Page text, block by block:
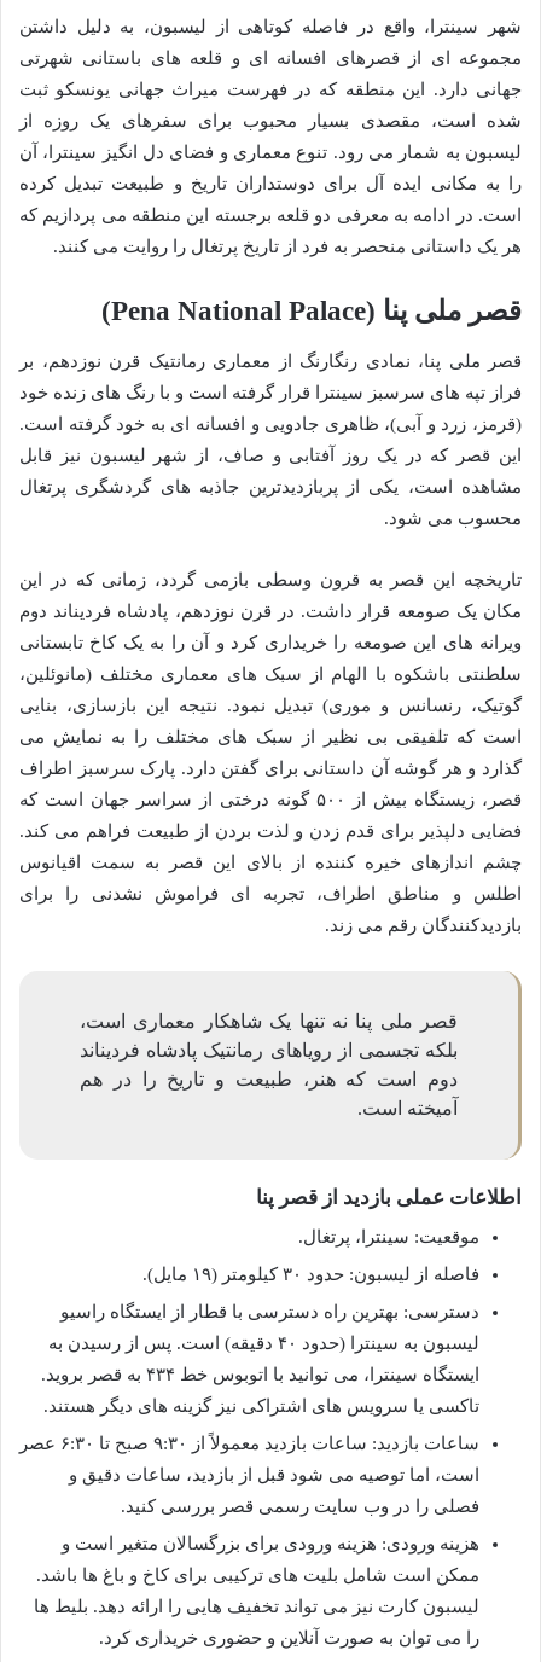
شهر سینترا، واقع در فاصله کوتاهی از لیسبون، به دلیل داشتن
مجموعه ای از قصرهای افسانه ای و قلعه های باستانی شهرتی
جهانی دارد. این منطقه که در فهرست میراث جهانی یونسکو ثبت
شده است، مقصدی بسیار محبوب برای سفرهای یک روزه از
لیسبون به شمار می رود. تنوع معماری و فضای دل انگیز سینترا، آن
را به مکانی ایده آل برای دوستداران تاریخ و طبیعت تبدیل کرده
است. در ادامه به معرفی دو قلعه برجسته این منطقه می پردازیم که
هر یک داستانی منحصر به فرد از تاریخ پرتغال را روایت می کنند.
قصر ملی پنا (Pena National Palace)
قصر ملی پنا، نمادی رنگارنگ از معماری رمانتیک قرن نوزدهم، بر
فراز تپه های سرسبز سینترا قرار گرفته است و با رنگ های زنده خود
(قرمز، زرد و آبی)، ظاهری جادویی و افسانه ای به خود گرفته است.
این قصر که در یک روز آفتابی و صاف، از شهر لیسبون نیز قابل
مشاهده است، یکی از پربازدیدترین جاذبه های گردشگری پرتغال
محسوب می شود.
تاریخچه این قصر به قرون وسطی بازمی گردد، زمانی که در این
مکان یک صومعه قرار داشت. در قرن نوزدهم، پادشاه فردیناند دوم
ویرانه های این صومعه را خریداری کرد و آن را به یک کاخ تابستانی
سلطنتی باشکوه با الهام از سبک های معماری مختلف (مانوئلین،
گوتیک، رنسانس و موری) تبدیل نمود. نتیجه این بازسازی، بنایی
است که تلفیقی بی نظیر از سبک های مختلف را به نمایش می
گذارد و هر گوشه آن داستانی برای گفتن دارد. پارک سرسبز اطراف
قصر، زیستگاه بیش از ۵۰۰ گونه درختی از سراسر جهان است که
فضایی دلپذیر برای قدم زدن و لذت بردن از طبیعت فراهم می کند.
چشم اندازهای خیره کننده از بالای این قصر به سمت اقیانوس
اطلس و مناطق اطراف، تجربه ای فراموش نشدنی را برای
بازدیدکنندگان رقم می زند.
قصر ملی پنا نه تنها یک شاهکار معماری است،
بلکه تجسمی از رویاهای رمانتیک پادشاه فردیناند
دوم است که هنر، طبیعت و تاریخ را در هم
آمیخته است.
اطلاعات عملی بازدید از قصر پنا
موقعیت: سینترا، پرتغال.
فاصله از لیسبون: حدود ۳۰ کیلومتر (۱۹ مایل).
دسترسی: بهترین راه دسترسی با قطار از ایستگاه راسیو
لیسبون به سینترا (حدود ۴۰ دقیقه) است. پس از رسیدن به
ایستگاه سینترا، می توانید با اتوبوس خط ۴۳۴ به قصر بروید.
تاکسی یا سرویس های اشتراکی نیز گزینه های دیگر هستند.
ساعات بازدید: ساعات بازدید معمولاً از ۹:۳۰ صبح تا ۶:۳۰ عصر
است، اما توصیه می شود قبل از بازدید، ساعات دقیق و
فصلی را در وب سایت رسمی قصر بررسی کنید.
هزینه ورودی: هزینه ورودی برای بزرگسالان متغیر است و
ممکن است شامل بلیت های ترکیبی برای کاخ و باغ ها باشد.
لیسبون کارت نیز می تواند تخفیف هایی را ارائه دهد. بلیط ها
را می توان به صورت آنلاین و حضوری خریداری کرد.